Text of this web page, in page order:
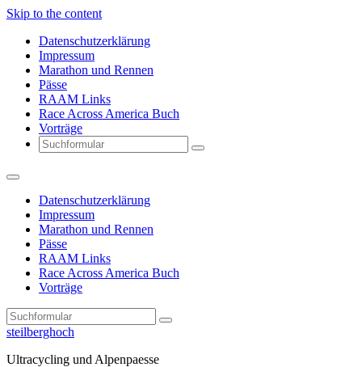
Skip to the content
Datenschutzerklärung
Impressum
Marathon und Rennen
Pässe
RAAM Links
Race Across America Buch
Vorträge
Search
Datenschutzerklärung
Impressum
Marathon und Rennen
Pässe
RAAM Links
Race Across America Buch
Vorträge
Search
steilberghoch
Ultracycling und Alpenpaesse